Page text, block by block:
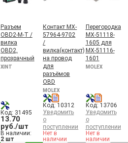
Разъем
OBD2-M-T /
вилка
OBD2,
прозрачный
XINT
Код: 31495
13.70
руб./шт
В наличии:
2 шт
Контакт MX-
57964-9702
/
вилка(контакт)
на провод
для
разъёмов
OBD
MOLEX
Код: 10312
Уведомить
о
поступлении
Нет в
наличии
Перегородка
MX-51118-
1605 для
MX-51116-
1601
MOLEX
Код: 13706
Уведомить
о
поступлении
Нет в
наличии